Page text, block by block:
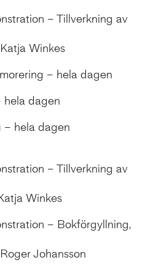
– Tillverkning av
Winkes
– hela dagen
hela dagen
– hela dagen
– Tillverkning av
Winkes
– Bokförgyllning,
Johansson